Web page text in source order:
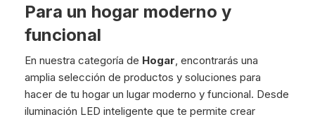
Para un hogar moderno y
funcional
En nuestra categoría de Hogar , encontrarás una
amplia selección de productos y soluciones para
hacer de tu hogar un lugar moderno y funcional. Desde
iluminación LED inteligente que te permite crear